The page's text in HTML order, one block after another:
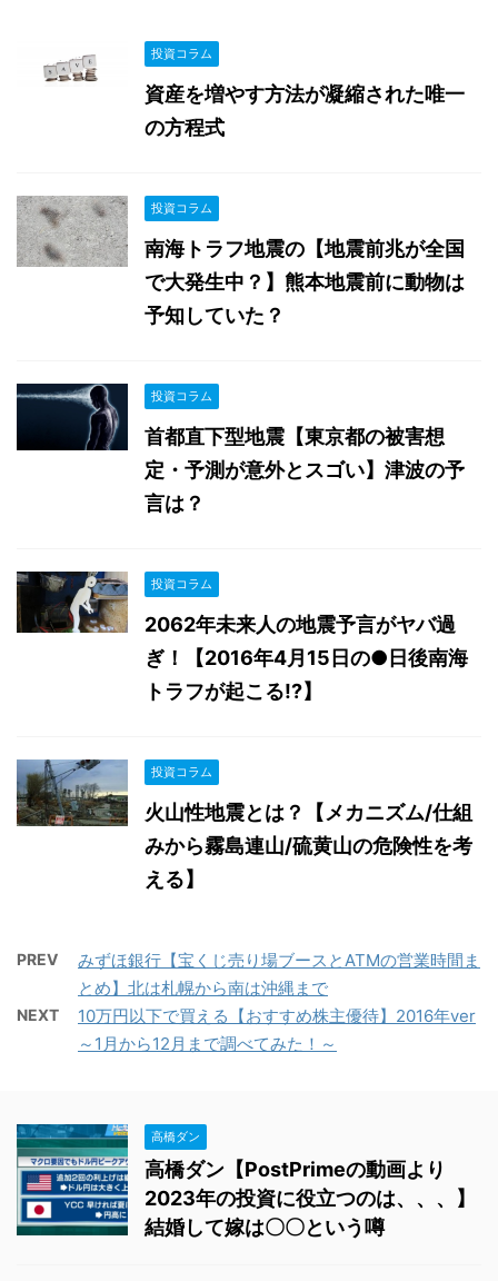
投資コラム
資産を増やす方法が凝縮された唯一
の方程式
投資コラム
南海トラフ地震の【地震前兆が全国
で大発生中？】熊本地震前に動物は
予知していた？
投資コラム
首都直下型地震【東京都の被害想
定・予測が意外とスゴい】津波の予
言は？
投資コラム
2062年未来人の地震予言がヤバ過
ぎ！【2016年4月15日の●日後南海
トラフが起こる!?】
投資コラム
火山性地震とは？【メカニズム/仕組
みから霧島連山/硫黄山の危険性を考
える】
PREV
みずほ銀行【宝くじ売り場ブースとATMの営業時間ま
とめ】北は札幌から南は沖縄まで
NEXT
10万円以下で買える【おすすめ株主優待】2016年ver
～1月から12月まで調べてみた！～
高橋ダン
高橋ダン【PostPrimeの動画より
2023年の投資に役立つのは、、、】
結婚して嫁は〇〇という噂